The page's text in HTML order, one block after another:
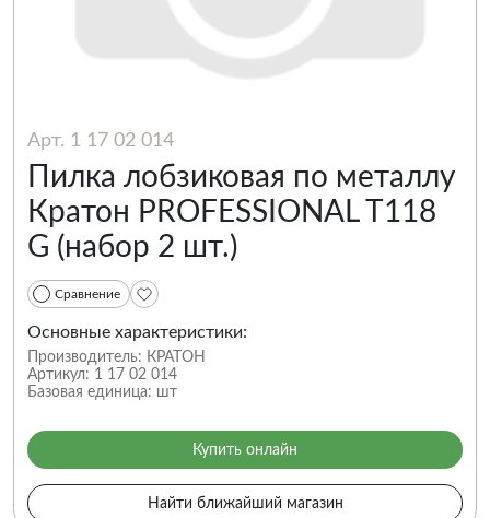
Арт. 1 17 02 014
Пилка лобзиковая по металлу
Кратон PROFESSIONAL T118
G (набор 2 шт.)
Сравнение
Основные характеристики:
Производитель: КРАТОН
Артикул: 1 17 02 014
Базовая единица: шт
Купить онлайн
Найти ближайший магазин